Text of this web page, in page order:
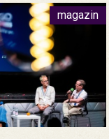
magazin